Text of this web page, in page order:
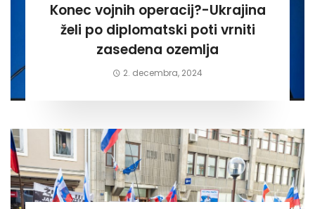
Konec vojnih operacij?-Ukrajina
želi po diplomatski poti vrniti
zasedena ozemlja
2. decembra, 2024